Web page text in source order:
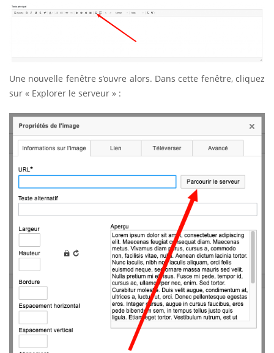
Une nouvelle fenêtre s’ouvre alors. Dans cette fenêtre, cliquez
sur « Explorer le serveur » :